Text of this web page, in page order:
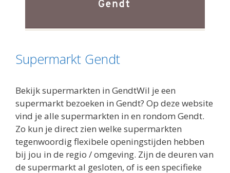
Supermarkt Gendt
Bekijk supermarkten in GendtWil je een
supermarkt bezoeken in Gendt? Op deze website
vind je alle supermarkten in en rondom Gendt.
Zo kun je direct zien welke supermarkten
tegenwoordig flexibele openingstijden hebben
bij jou in de regio / omgeving. Zijn de deuren van
de supermarkt al gesloten, of is een specifieke